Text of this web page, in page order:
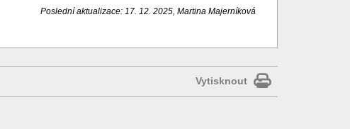
Poslední aktualizace: 17. 12. 2025, Martina Majerníková
Vytisknout